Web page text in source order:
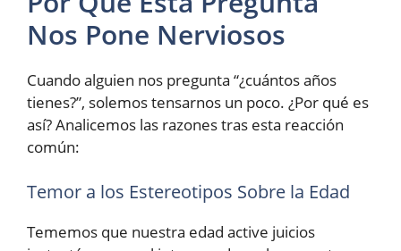
Nos Pone Nerviosos
Cuando alguien nos pregunta “¿cuántos años
tienes?”, solemos tensarnos un poco. ¿Por qué es
así? Analicemos las razones tras esta reacción
común:
Temor a los Estereotipos Sobre la Edad
Tememos que nuestra edad active juicios